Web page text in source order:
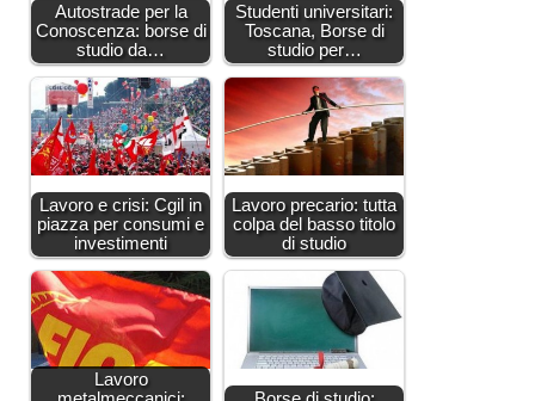
Autostrade per la
Conoscenza: borse di
studio da…
Studenti universitari:
Toscana, Borse di
studio per…
Lavoro e crisi: Cgil in
piazza per consumi e
investimenti
Lavoro precario: tutta
colpa del basso titolo
di studio
Lavoro